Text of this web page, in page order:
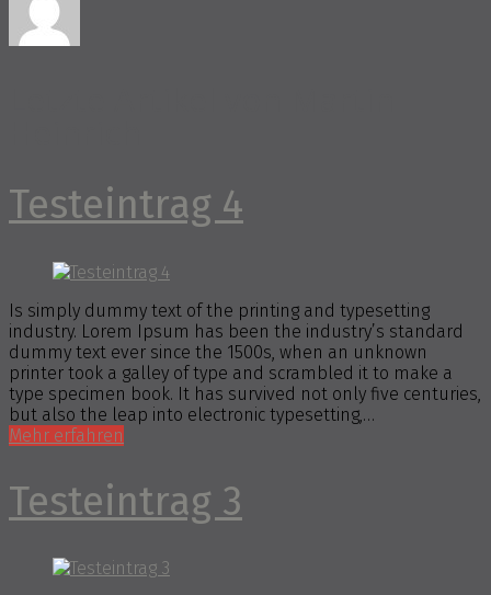
Testeintrag 4
Is simply dummy text of the printing and typesetting
industry. Lorem Ipsum has been the industry’s standard
dummy text ever since the 1500s, when an unknown
printer took a galley of type and scrambled it to make a
type specimen book. It has survived not only five centuries,
but also the leap into electronic typesetting,…
Mehr erfahren
Testeintrag 3